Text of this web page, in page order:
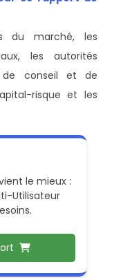
du marché, les
les autorités
de conseil et de
risque et les
le mieux :
Utilisateur